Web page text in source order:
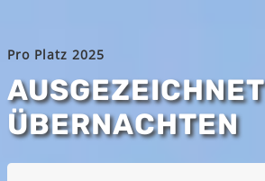
Pro Platz 2025
AUSGEZEICHNET
ÜBERNACHTEN